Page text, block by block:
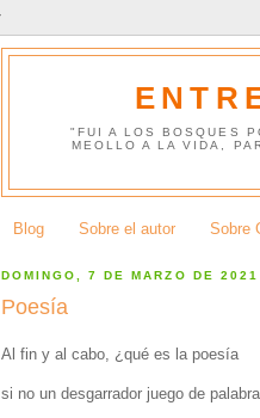
"FUI A LOS BOSQUES
MEOLLO A LA VIDA,
Blog Sobre el autor Sobre
DOMINGO, 7 DE MARZO DE 2021
Poesía
Al fin y al cabo, ¿qué es la poesía
si no un desgarrador juego de